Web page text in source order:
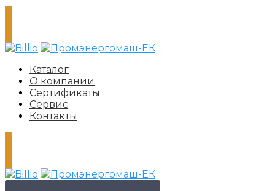
Каталог
О компании
Сертификаты
Сервис
Контакты